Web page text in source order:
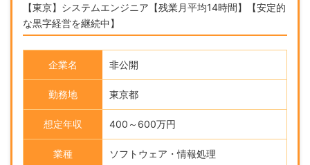
【東京】システムエンジニア【残業月平均14時間】【安定的
な黒字経営を継続中】
企業名 非公開
勤務地 東京都
想定年収 400～600万円
業種 ソフトウェア・情報処理